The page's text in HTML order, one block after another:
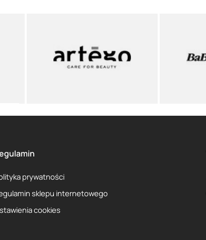
prywatności
sklepu internetowego
cookies